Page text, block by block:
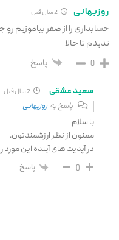
روزبهانی
حسابداری را از صفر بیاموزیم رو
ندیدم تا حالا
0 پاسخ
سعید عشقی 2 سال قبل
پاسخ به روزبهانی
با سلام
ممنون از نظر ارزشمندتون.
در آپدیت های آینده این
0 پاسخ